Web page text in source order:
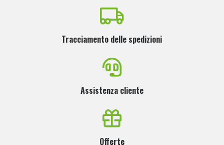
Tracciamento delle spedizioni
Assistenza cliente
Offerte